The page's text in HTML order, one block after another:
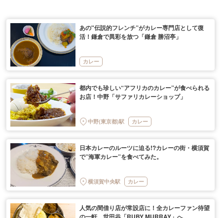
あの"伝説的フレンチ”がカレー専門店として復
活！鎌倉で異彩を放つ「鎌倉 勝沼亭」
カレー
都内でも珍しい“アフリカのカレー”が食べられる
お店！中野「サファリカレーショップ」
中野(東京都)駅 カレー
日本カレーのルーツに迫る!?カレーの街・横須賀
で”海軍カレー”を食べてみた。
横須賀中央駅 カレー
人気の間借り店が常設店に！全カレーファン待望